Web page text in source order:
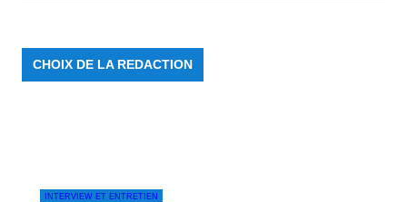
CHOIX DE LA REDACTION
INTERVIEW ET ENTRETIEN